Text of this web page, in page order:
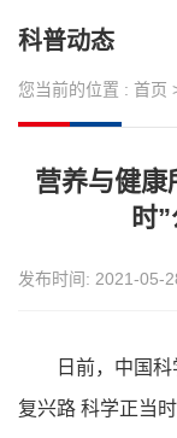
科普动态
您当前的位置 : 首页
营养与健康
时
发布时间: 2021-05-
日前，中国科学
复兴路 科学正当